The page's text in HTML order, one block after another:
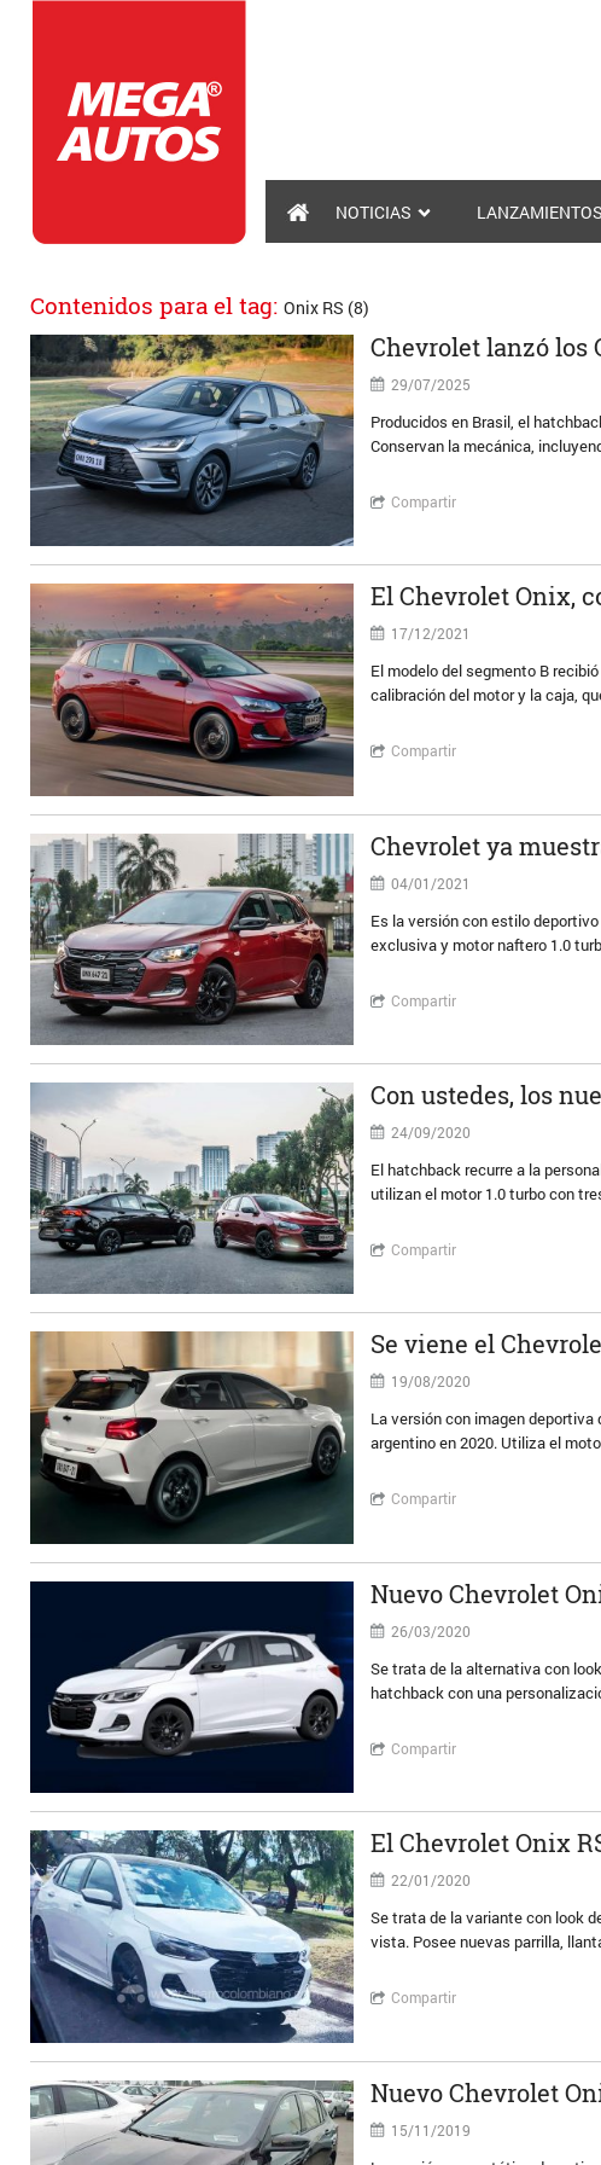
NOTICIAS LANZAMIENTOS
Contenidos para el tag: Onix RS (8)
Chevrolet lanzó los
29/07/2025
Producidos en Brasil, el
Conservan la mecánica,
Compartir
El Chevrolet Onix,
17/12/2021
El modelo del segmento B
calibración del motor y la caja,
Compartir
Chevrolet ya
04/01/2021
Es la versión con estilo
exclusiva y motor naftero 1.0
Compartir
Con ustedes, los
24/09/2020
El hatchback recurre a la
utilizan el motor 1.0 turbo con
Compartir
Se viene el
19/08/2020
La versión con imagen
argentino en 2020. Utiliza el
Compartir
Nuevo Chevrolet
26/03/2020
Se trata de la alternativa con
hatchback con una
Compartir
El Chevrolet Onix
22/01/2020
Se trata de la variante con look
vista. Posee nuevas parrilla,
Compartir
Nuevo Chevrolet
15/11/2019